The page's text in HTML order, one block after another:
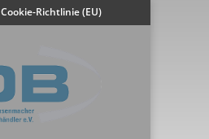
Cookie-Richtlinie (EU)